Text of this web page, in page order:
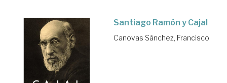
Santiago Ramón y Cajal
Canovas Sánchez, Francisco